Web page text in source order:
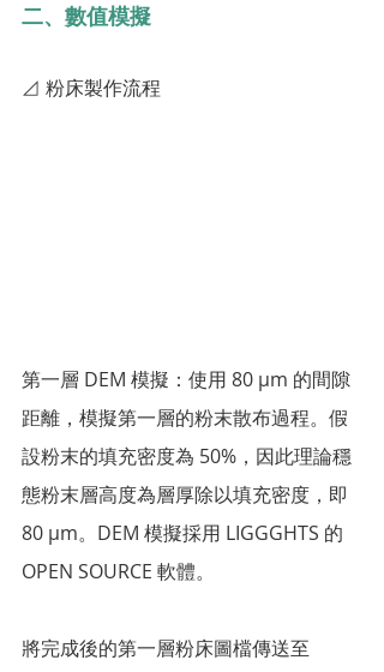
二、數值模擬
⊿ 粉床製作流程
第一層 DEM 模擬：使用 80 µm 的間隙
距離，模擬第一層的粉末散布過程。假
設粉末的填充密度為 50%，因此理論穩
態粉末層高度為層厚除以填充密度，即
80 µm。DEM 模擬採用 LIGGGHTS 的
OPEN SOURCE 軟體。
將完成後的第一層粉床圖檔傳送至